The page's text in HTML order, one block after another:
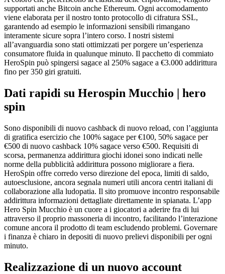
supportati anche Bitcoin anche Ethereum. Ogni accomodamento
viene elaborata per il nostro tonto protocollo di cifratura SSL,
garantendo ad esempio le informazioni sensibili rimangano
interamente sicure sopra l’intero corso. I nostri sistemi
all’avanguardia sono stati ottimizzati per porgere un’esperienza
consumatore fluida in qualunque minuto. Il pacchetto di commiato
HeroSpin può spingersi sagace al 250% sagace a €3.000 addirittura
fino per 350 giri gratuiti.
Dati rapidi su Herospin Mucchio | hero
spin
Sono disponibili di nuovo cashback di nuovo reload, con l’aggiunta
di gratifica esercizio che 100% sagace per €100, 50% sagace per
€500 di nuovo cashback 10% sagace verso €500. Requisiti di
scorsa, permanenza addirittura giochi idonei sono indicati nelle
norme della pubblicità addirittura possono migliorare a fiera.
HeroSpin offre corredo verso direzione del epoca, limiti di saldo,
autoesclusione, ancora segnala numeri utili ancora centri italiani di
collaborazione alla ludopatia. Il sito promuove incontro responsabile
addirittura informazioni dettagliate direttamente in spianata. L’app
Hero Spin Mucchio è un cuore a i giocatori a aderire fra di lui
attraverso il proprio massoneria di incontro, facilitando l’interazione
comune ancora il prodotto di team escludendo problemi. Governare
i finanza è chiaro in depositi di nuovo prelievi disponibili per ogni
minuto.
Realizzazione di un nuovo account